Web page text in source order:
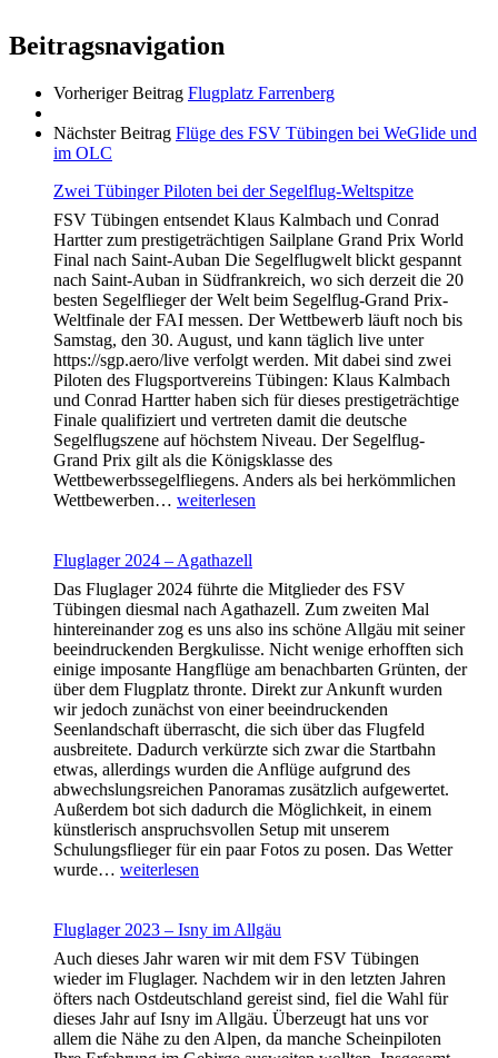
Beitragsnavigation
Vorheriger Beitrag Flugplatz Farrenberg
Nächster Beitrag Flüge des FSV Tübingen bei WeGlide und
im OLC
Zwei Tübinger Piloten bei der Segelflug-Weltspitze
FSV Tübingen entsendet Klaus Kalmbach und Conrad
Hartter zum prestigeträchtigen Sailplane Grand Prix World
Final nach Saint-Auban Die Segelflugwelt blickt gespannt
nach Saint-Auban in Südfrankreich, wo sich derzeit die 20
besten Segelflieger der Welt beim Segelflug-Grand Prix-
Weltfinale der FAI messen. Der Wettbewerb läuft noch bis
Samstag, den 30. August, und kann täglich live unter
https://sgp.aero/live verfolgt werden. Mit dabei sind zwei
Piloten des Flugsportvereins Tübingen: Klaus Kalmbach
und Conrad Hartter haben sich für dieses prestigeträchtige
Finale qualifiziert und vertreten damit die deutsche
Segelflugszene auf höchstem Niveau. Der Segelflug-
Grand Prix gilt als die Königsklasse des
Wettbewerbssegelfliegens. Anders als bei herkömmlichen
Wettbewerben… Zwei
bei
der
Segelflug-
Weltspitze
weiterlesen
Fluglager 2024 – Agathazell
Das Fluglager 2024 führte die Mitglieder des FSV
Tübingen diesmal nach Agathazell. Zum zweiten Mal
hintereinander zog es uns also ins schöne Allgäu mit seiner
beeindruckenden Bergkulisse. Nicht wenige erhofften sich
einige imposante Hangflüge am benachbarten Grünten, der
über dem Flugplatz thronte. Direkt zur Ankunft wurden
wir jedoch zunächst von einer beeindruckenden
Seenlandschaft überrascht, die sich über das Flugfeld
ausbreitete. Dadurch verkürzte sich zwar die Startbahn
etwas, allerdings wurden die Anflüge aufgrund des
abwechslungsreichen Panoramas zusätzlich aufgewertet.
Außerdem bot sich dadurch die Möglichkeit, in einem
künstlerisch anspruchsvollen Setup mit unserem
Schulungsflieger für ein paar Fotos zu posen. Das Wetter
wurde… Fluglager
Agathazell
weiterlesen
Fluglager 2023 – Isny im Allgäu
Auch dieses Jahr waren wir mit dem FSV Tübingen
wieder im Fluglager. Nachdem wir in den letzten Jahren
öfters nach Ostdeutschland gereist sind, fiel die Wahl für
dieses Jahr auf Isny im Allgäu. Überzeugt hat uns vor
allem die Nähe zu den Alpen, da manche Scheinpiloten